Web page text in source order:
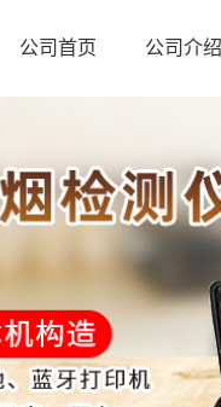
公司首页 公司介绍